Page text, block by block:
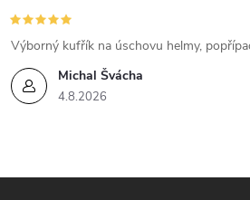
Michal Švácha
4.8.2026
Výborný kufřík na úschovu helmy,